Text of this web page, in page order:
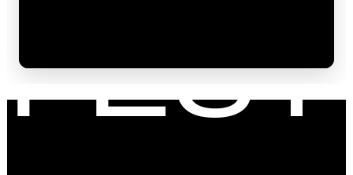
FEST